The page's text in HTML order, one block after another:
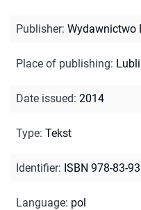
Publisher: Wydawnictwo
Place of publishing:
Date issued: 2014
Type: Tekst
Identifier: ISBN 978-83-
Language: pol